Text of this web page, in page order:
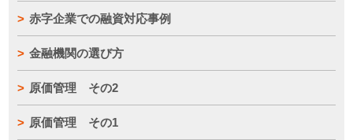
赤字企業での融資対応事例
金融機関の選び方
原価管理 その2
原価管理 その1